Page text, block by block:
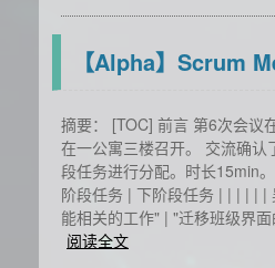
【Alpha】Scrum
摘要： [TOC] 前言 第6次会议
在一公寓三楼召开。 交流确认
段任务进行分配。时长15min
阶段任务 | 下阶段任务 | | | | | |
能相关的工作" | "迁移班级界
阅读全文